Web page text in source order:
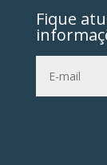
Fique